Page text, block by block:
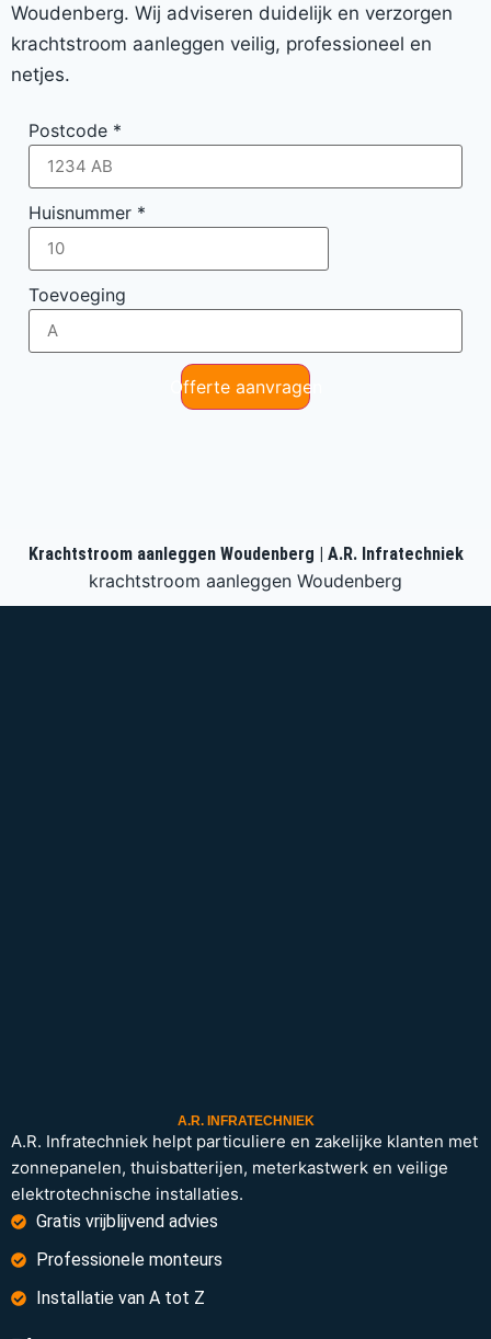
Woudenberg. Wij adviseren duidelijk en verzorgen
krachtstroom aanleggen veilig, professioneel en
netjes.
Postcode *
Huisnummer *
Toevoeging
Offerte aanvragen
Krachtstroom aanleggen Woudenberg | A.R. Infratechniek
krachtstroom aanleggen Woudenberg
A.R. INFRATECHNIEK
A.R. Infratechniek helpt particuliere en zakelijke klanten met
zonnepanelen, thuisbatterijen, meterkastwerk en veilige
elektrotechnische installaties.
Gratis vrijblijvend advies
Professionele monteurs
Installatie van A tot Z